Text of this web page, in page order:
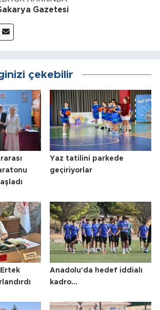
Gazetesi
çekebilir
Yaz tatilini parkede
geçiriyorlar
Anadolu'da hedef iddialı
kadro...